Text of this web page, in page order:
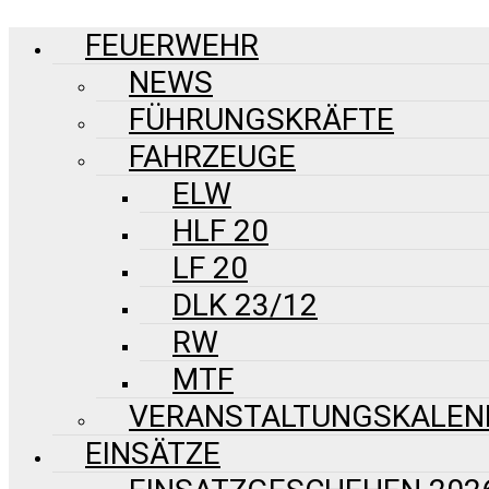
FEUERWEHR
NEWS
FÜHRUNGSKRÄFTE
FAHRZEUGE
ELW
HLF 20
LF 20
DLK 23/12
RW
MTF
EINSÄTZE